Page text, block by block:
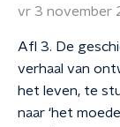
vr 3 november
Afl 3. De
verhaal van
het leven, te
naar ‘het